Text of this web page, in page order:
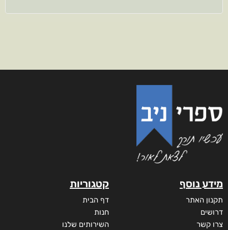
מידע נוסף
תקנון האתר
דרושים
צרו קשר
קטגוריות
דף הבית
חנות
השירותים שלנו